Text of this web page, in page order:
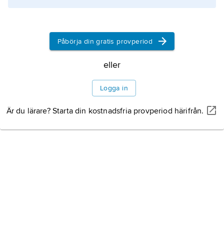
som redaktör och blev huvudorgan för det
1917 nybildade Sverges socialdemokratiska
Påbörja din gratis provperiod
eller
Logga in
Är du lärare? Starta din kostnadsfria provperiod härifrån.